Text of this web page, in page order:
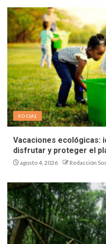
SOCIAL
Vacaciones ecológicas:
disfrutar y proteger el
agosto 4, 2026 Redacción